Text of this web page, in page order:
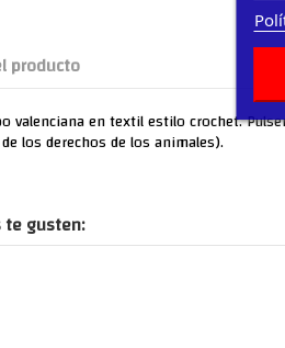
producto
valenciana en textil estilo crochet.
los derechos de los animales).
gusten: